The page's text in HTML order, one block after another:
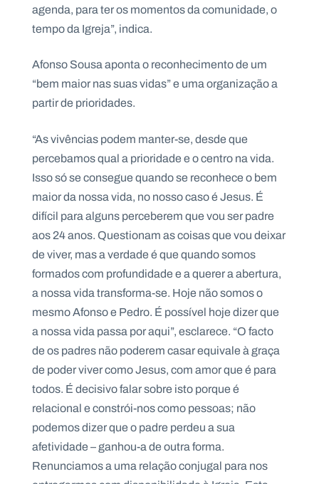
agenda, para ter os momentos da comunidade, o
tempo da Igreja”, indica.
Afonso Sousa aponta o reconhecimento de um
“bem maior nas suas vidas” e uma organização a
partir de prioridades.
“As vivências podem manter-se, desde que
percebamos qual a prioridade e o centro na vida.
Isso só se consegue quando se reconhece o bem
maior da nossa vida, no nosso caso é Jesus. É
difícil para alguns perceberem que vou ser padre
aos 24 anos. Questionam as coisas que vou deixar
de viver, mas a verdade é que quando somos
formados com profundidade e a querer a abertura,
a nossa vida transforma-se. Hoje não somos o
mesmo Afonso e Pedro. É possível hoje dizer que
a nossa vida passa por aqui”, esclarece. “O facto
de os padres não poderem casar equivale à graça
de poder viver como Jesus, com amor que é para
todos. É decisivo falar sobre isto porque é
relacional e constrói-nos como pessoas; não
podemos dizer que o padre perdeu a sua
afetividade – ganhou-a de outra forma.
Renunciamos a uma relação conjugal para nos